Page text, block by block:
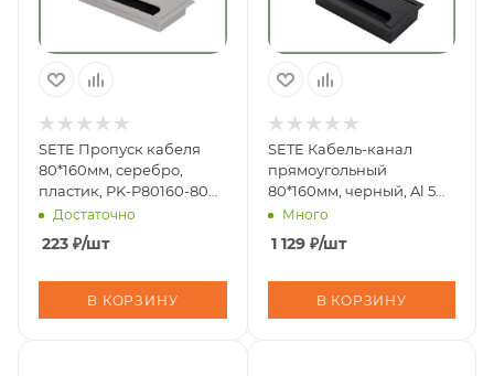
SETE Пропуск кабеля
80*160мм, серебро,
пластик, PK-P80160-80
(50шт/300шт)
Достаточно
223 ₽/шт
В КОРЗИНУ
SETE Кабель-канал
прямоугольный
80*160мм, черный, Al 5
шт/80шт/кор PK-80160-
Много
1 129₽/шт
В КОРЗИНУ